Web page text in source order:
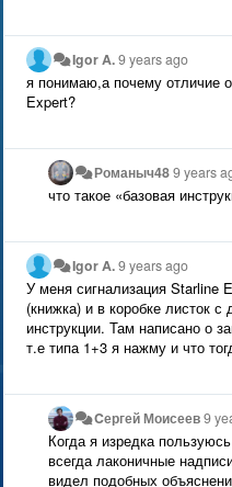
Igor A.9 years ago
я понимаю,а почему отличие
Expert?
Романыч489 years
что такое «базовая
Igor A.9 years ago
У меня сигнализация Starline
(книжка) и в коробке листок
инструкции. Там написано о
т.е типа 1+3 я нажму и что
Cергей Моисеев9
Когда я изредка
всегда лаконичные
видел подобных